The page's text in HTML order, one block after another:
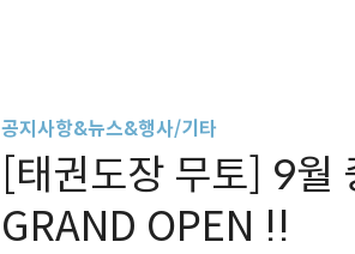
공지사항&뉴스&행사/기타
[태권도장 무토] 9
GRAND OPEN !!